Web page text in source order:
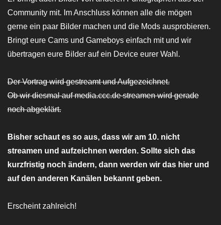
Community mit. Im Anschluss können alle die mögen
gerne ein paar Bilder machen und die Mods ausprobieren.
Bringt eure Cams und Gameboys einfach mit und wir
übertragen eure Bilder auf ein Device eurer Wahl.
Der Vortrag wird gestreamt und Aufgezeichnet.
Ob wir diesmal auf media.ccc.de streamen wird gerade
noch abgeklärt.
Bisher schaut es so aus, dass wir am 10. nicht
streamen und aufzeichnen werden. Sollte sich das
kurzfristig noch ändern, dann werden wir das hier und
auf den anderen Kanälen bekannt geben.
Erscheint zahlreich!